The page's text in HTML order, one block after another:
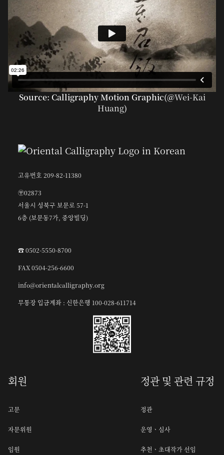
Source: Calligraphy Motion Graphic(@Wei-Kai
Huang)
고유번호 209-82-11380
〶02873
서울시 성북구 보문로 57-1
6층 (보문동7가, 중앙빌딩)
☎︎ 0502-5550-8700
FAX 0504-256-6600
info@orientalcalligraphy.org
무통장 입금계좌 : 신한은행 100-028-611714
회원
고문
자문위원
임원
정관 및 관련 규정
정관
운영ㆍ심사
추천ㆍ초대작가 선임